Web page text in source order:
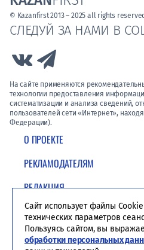
О ПРОЕКТЕ
РЕКЛАМОДАТЕЛЯМ
РЕДАКЦИЯ
ПОЛИТИКА
СЛЕДУЙ ЗА НАМИ В
Link to Vk
На сайте применяются
технологии предоставления
систематизации и анализа сведений,
пользователей сети «Интернет»,
Федерации).
© Kazanfirst 2013 – 2025 all rights reserved
Сайт использует файлы
технических параметров
Пользуясь сайтом, вы
обработки персональных